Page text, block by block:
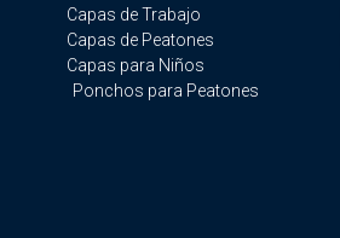
Capas de Trabajo
Capas de Peatones
Capas para Niños
Ponchos para Peatones